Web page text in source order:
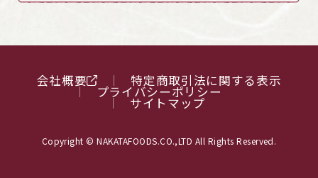
会社概要 特定商取引法に関する表示
プライバシーポリシー
サイトマップ
Copyright © NAKATAFOODS.CO.,LTD All Rights Reserved.